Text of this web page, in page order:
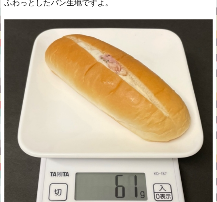
ふわっとしたパン生地ですよ。